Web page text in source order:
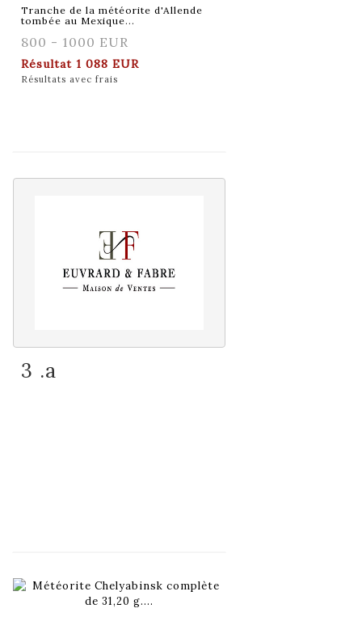
Tranche de la météorite d'Allende
tombée au Mexique...
800 - 1000 EUR
Résultat 1 088 EUR
Résultats avec frais
Fiche détaillée
3 .a